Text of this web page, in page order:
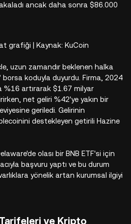
ancak daha sonra $86.000
grafiği | Kaynak: KuCoin
uzun zamandır beklenen halka
borsa koduyla duyurdu. Firma, 2024
%16 artırarak $1.67 milyar
net geliri %42'ye yakın bir
geriledi. Gelirinin
destekleyen getirili Hazine
olası bir BNB ETF'si için
başvuru yaptı ve bu durum
yönelik artan kurumsal ilgiyi
ve Kripto